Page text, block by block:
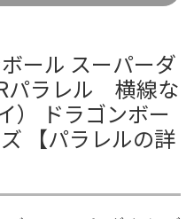
ール スーパーダ
パラレル 横線な
） ドラゴンボー
【パラレルの詳